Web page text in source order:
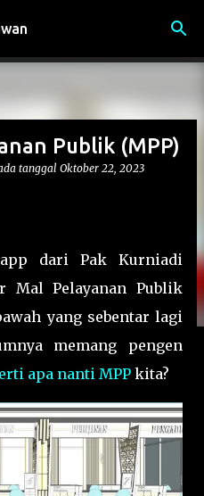
utama
Publik (MPP)
tanggal Oktober 22, 2023
dari Pak Kurniadi
Mal Pelayanan Publik
yang sebentar lagi
memang pengen
apa nanti MPP kita?